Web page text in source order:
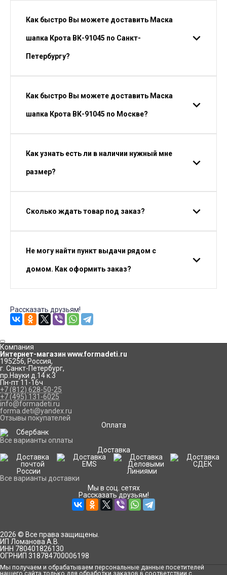
Как быстро Вы можете доставить Маска
шапка Крота ВК-91045 по Санкт-
Петербургу?
Как быстро Вы можете доставить Маска
шапка Крота ВК-91045 по Москве?
Как узнать есть ли в наличии нужный мне
размер?
Сколько ждать товар под заказ?
Не могу найти пункт выдачи рядом с
домом. Как оформить заказ?
Рассказать друзьям!
Компания
Интернет-магазин www.formadeti.ru
195256, Россия,
г. Санкт-Петербург,
пр.Науки д.14 к.3
Пн-пт 11-16ч
+7 (812) 628-50-25
+7 (495) 131-6025
info@formadeti.ru
forma.deti@yandex.ru
Отзывы покупателей
Оплата
Все варианты оплаты
Доставка
Все варианты доставки
Мы в соц. сетях
Рассказать друзьям!
2026 © Все права защищены.
ИП Ломанова А.В.
ИНН 780401826130
ОГРНИП 318784700006198
Мы получаем и обрабатываем персональные данные посетителей
нашего сайта только для обработки заказов в соответствии с